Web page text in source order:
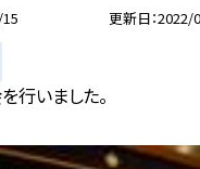
更新日 2022/
行いました。